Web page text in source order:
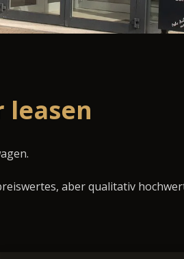
leasen
aber qualitativ